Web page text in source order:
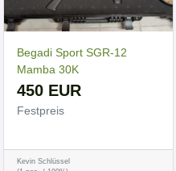
Begadi Sport SGR-12
Mamba 30K
450 EUR
Festpreis
Kevin Schlüssel